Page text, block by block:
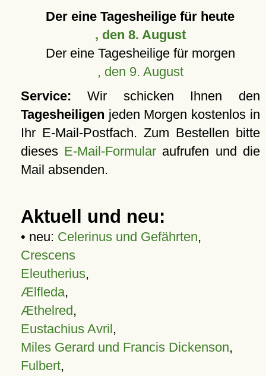
Der eine Tagesheilige für heute
, den 8. August
Der eine Tagesheilige für morgen
, den 9. August
Service: Wir schicken Ihnen den
Tagesheiligen jeden Morgen kostenlos in
Ihr E-Mail-Postfach. Zum Bestellen bitte
dieses E-Mail-Formular aufrufen und die
Mail absenden.
Aktuell und neu:
• neu: Celerinus und Gefährten,
Crescens
Eleutherius,
Ælfleda,
Æthelred,
Eustachius Avril,
Miles Gerard und Francis Dickenson,
Fulbert,